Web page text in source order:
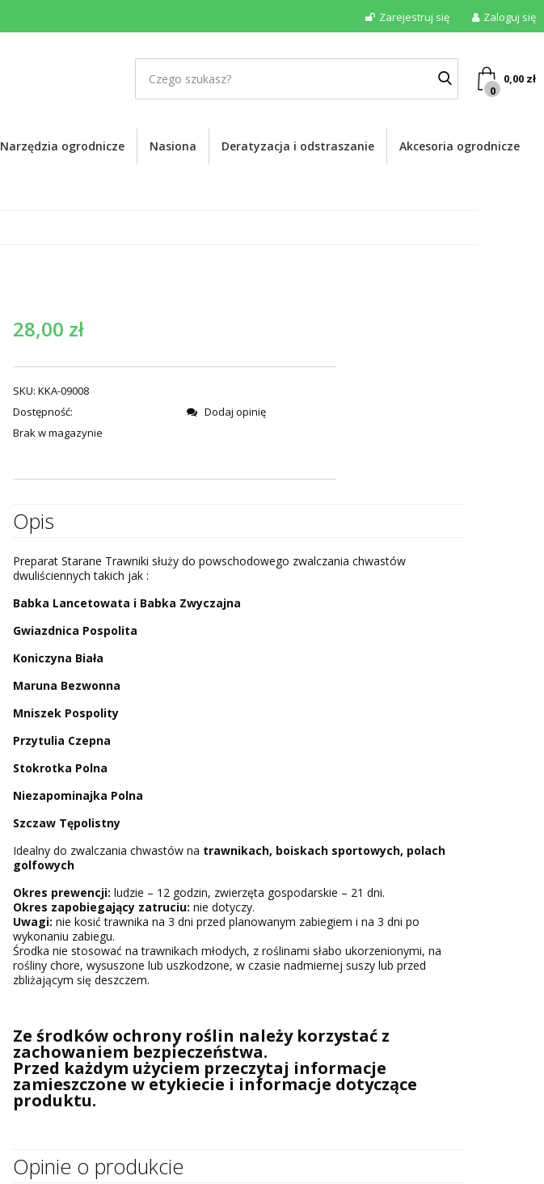
Zarejestruj się Zaloguj się
0
0,00 zł
Narzędzia ogrodnicze Nasiona Deratyzacja i odstraszanie Akcesoria ogrodnicze
28,00 zł
SKU: KKA-09008
Dostępność:
Brak w magazynie
Dodaj opinię
Opis
Preparat Starane Trawniki służy do powschodowego zwalczania chwastów
dwuliściennych takich jak :
Babka Lancetowata i Babka Zwyczajna
Gwiazdnica Pospolita
Koniczyna Biała
Maruna Bezwonna
Mniszek Pospolity
Przytulia Czepna
Stokrotka Polna
Niezapominajka Polna
Szczaw Tępolistny
Idealny do zwalczania chwastów na trawnikach, boiskach sportowych, polach
golfowych
Okres prewencji: ludzie – 12 godzin, zwierzęta gospodarskie – 21 dni.
Okres zapobiegający zatruciu: nie dotyczy.
Uwagi: nie kosić trawnika na 3 dni przed planowanym zabiegiem i na 3 dni po
wykonaniu zabiegu.
Środka nie stosować na trawnikach młodych, z roślinami słabo ukorzenionymi, na
rośliny chore, wysuszone lub uszkodzone, w czasie nadmiernej suszy lub przed
zbliżającym się deszczem.
Ze środków ochrony roślin należy korzystać z
zachowaniem bezpieczeństwa.
Przed każdym użyciem przeczytaj informacje
zamieszczone w etykiecie i informacje dotyczące
produktu.
Opinie o produkcie